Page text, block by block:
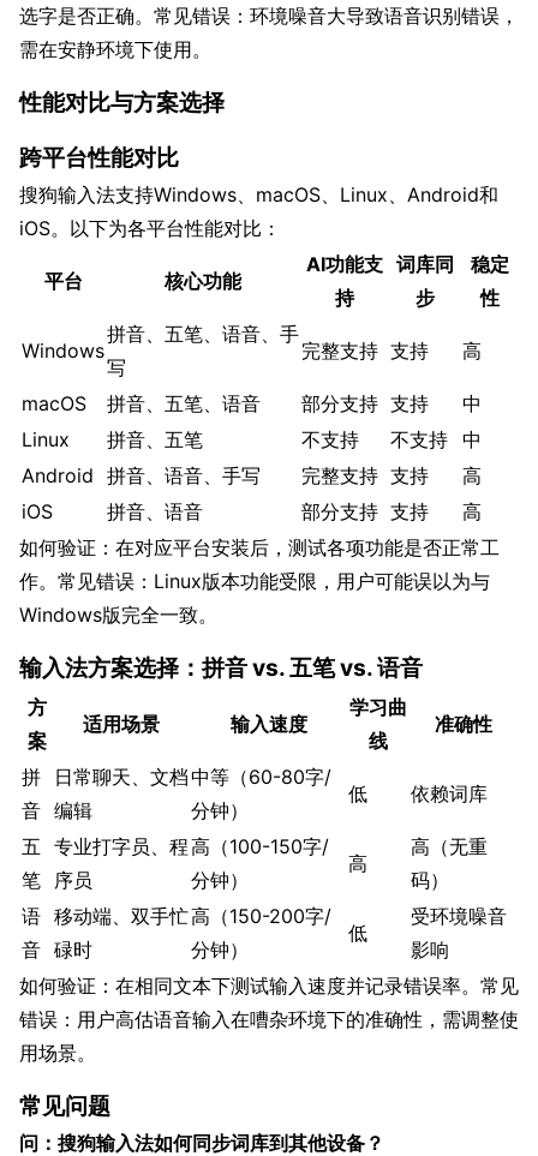
选字是否正确。常见错误：环境噪音大导致语音识别错误，
需在安静环境下使用。
性能对比与方案选择
跨平台性能对比
搜狗输入法支持Windows、macOS、Linux、Android和
iOS。以下为各平台性能对比：
平台 核心功能
AI功能支
持
词库同
步
稳定
性
Windows
拼音、五笔、语音、手
写
完整支持 支持 高
macOS 拼音、五笔、语音 部分支持 支持
中
Linux
拼音、五笔 不支持 不支持 中
Android 拼音、语音、手写 完整支持 支持
高
iOS
拼音、语音 部分支持 支持
高
如何验证：在对应平台安装后，测试各项功能是否正常工
作。常见错误：Linux版本功能受限，用户可能误以为与
Windows版完全一致。
输入法方案选择：拼音 vs. 五笔 vs. 语音
方
案
适用场景 输入速度
学习曲
线
准确性
拼
音
日常聊天、文档
编辑
中等（60-80字/
分钟）
低 依赖词库
五
笔
专业打字员、程
序员
高（100-150字/
分钟）
高
高（无重
码）
语
音
移动端、双手忙
碌时
高（150-200字/
分钟）
低
受环境噪音
影响
如何验证：在相同文本下测试输入速度并记录错误率。常见
错误：用户高估语音输入在嘈杂环境下的准确性，需调整使
用场景。
常见问题
问：搜狗输入法如何同步词库到其他设备？